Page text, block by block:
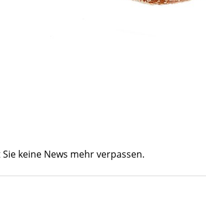
keine News mehr verpassen.